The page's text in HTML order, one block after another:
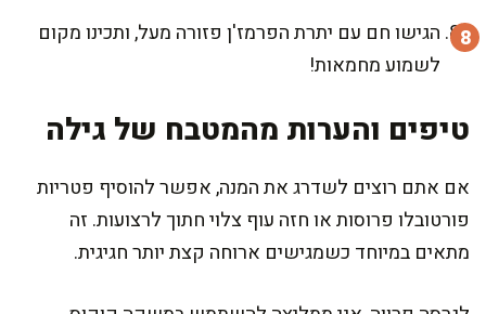
הגישו חם עם יתרת הפרמז'ן פזורה מעל, ותכינו מקום
לשמוע מחמאות!
טיפים והערות מהמטבח של גילה
אם אתם רוצים לשדרג את המנה, אפשר להוסיף פטריות
פורטובלו פרוסות או חזה עוף צלוי חתוך לרצועות. זה
מתאים במיוחד כשמגישים ארוחה קצת יותר חגיגית.